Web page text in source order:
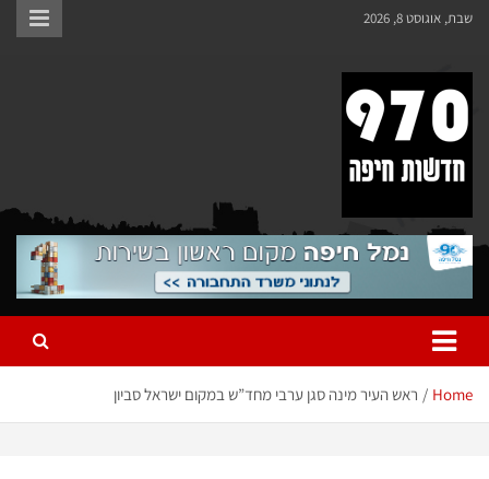
שבת, אוגוסט 8, 2026
970 חדשות חיפה
970 חדשות חיפה
Home ראש העיר מינה סגן ערבי מחד”ש במקום ישראל סביון